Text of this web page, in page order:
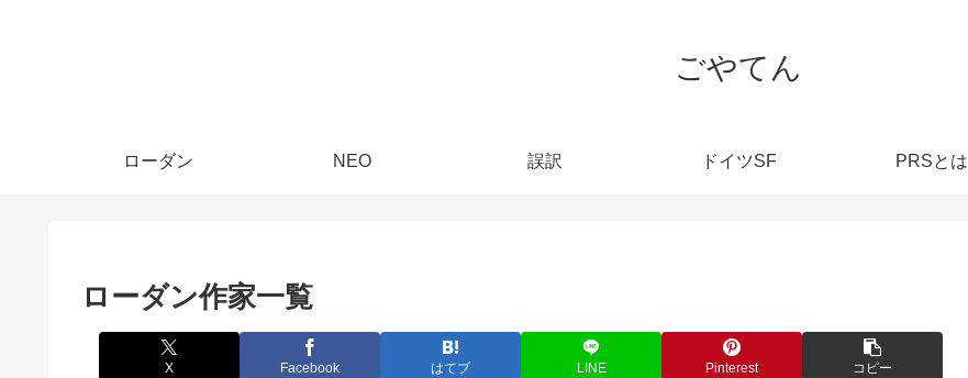
ごやてん
ローダン NEO 誤訳 ドイツSF PRSとは
ローダン作家一覧
X Facebook はてブ LINE Pinterest コピー